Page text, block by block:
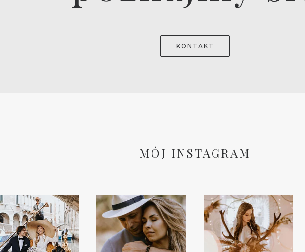
KONTAKT
MÓJ INSTAGRAM